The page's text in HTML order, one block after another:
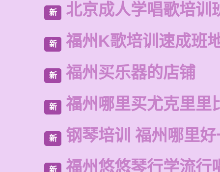
新 北京成人学唱歌培训
新 福州K歌培训速成班
新 福州买乐器的店铺
新 福州哪里买尤克里里
新 钢琴培训 福州哪里
新 福州悠悠琴行学流行